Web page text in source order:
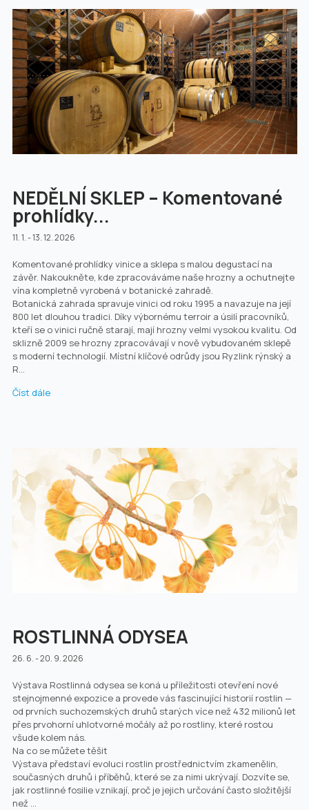
NEDĚLNÍ SKLEP – Komentované
prohlídky...
11. 1. - 13. 12. 2026
Komentované prohlídky vinice a sklepa s malou degustací na
závěr. Nakoukněte, kde zpracováváme naše hrozny a ochutnejte
vína kompletně vyrobená v botanické zahradě.
Botanická zahrada spravuje vinici od roku 1995 a navazuje na její
800 let dlouhou tradici. Díky výbornému terroir a úsilí pracovníků,
kteří se o vinici ručně starají, mají hrozny velmi vysokou kvalitu. Od
sklizně 2009 se hrozny zpracovávají v nově vybudovaném sklepě
s moderní technologií. Místní klíčové odrůdy jsou Ryzlink rýnský a
R...
Číst dále
ROSTLINNÁ ODYSEA
26. 6. - 20. 9. 2026
Výstava Rostlinná odysea se koná u příležitosti otevření nové
stejnojmenné expozice a provede vás fascinující historií rostlin —
od prvních suchozemských druhů starých více než 432 milionů let
přes prvohorní uhlotvorné močály až po rostliny, které rostou
všude kolem nás.
Na co se můžete těšit
Výstava představí evoluci rostlin prostřednictvím zkamenělin,
současných druhů i příběhů, které se za nimi ukrývají. Dozvíte se,
jak rostlinné fosilie vznikají, proč je jejich určování často složitější
než ...